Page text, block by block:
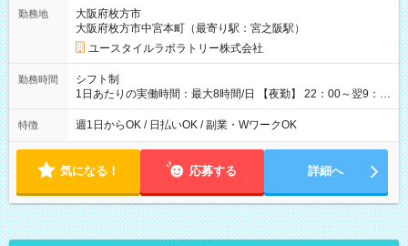
月 ※ 雇用形態と給与に、本採用時と異なる部分があります。 雇
用形態：本採用時と同じです。 給与：時給 1,610円以上
勤務地
大阪府枚方市
大阪府枚方市中宮本町（最寄り駅：宮之阪駅）
ユースタイルラボラトリー株式会社
勤務時間
シフト制
1日あたりの実働時間：最大8時間/日 【夜勤】 22：00～翌9：
00 ※週1日～OK ／ 夜勤専従 ＊＊ 勤務時間例 ＊＊ ■22時か
ら翌7時 ■23時から翌8時 ■24時から翌9時 など ※上記の時間
ます。 ※曜日固定（毎週同じ曜日での勤務となります）
特徴 週1日からOK / 日払いOK / 副業・WワークOK
気になる！ 応募する 詳細へ